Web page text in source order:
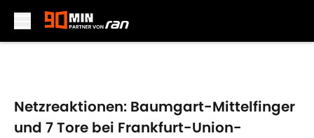
Netzreaktionen: Baumgart-Mittelfinger
und 7 Tore bei Frankfurt-Union-